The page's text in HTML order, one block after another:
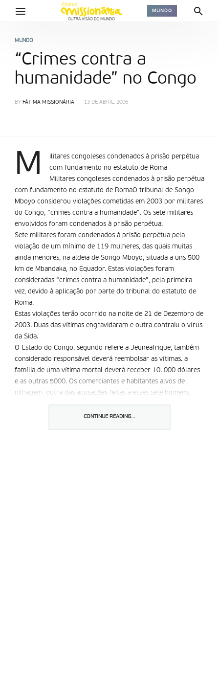
MUNDO
MUNDO
“Crimes contra a
humanidade” no Congo
BY FÁTIMA MISSIONÁRIA 13 DE ABRIL, 2006
M
ilitares congoleses condenados à prisão perpétua
com fundamento no estatuto de Roma
Militares congoleses condenados à prisão perpétua
com fundamento no estatuto de RomaO tribunal de Songo
Mboyo considerou violações cometidas em 2003 por militares
do Congo, “crimes contra a humanidade”. Os sete militares
envolvidos foram condenados à prisão perpétua.
Sete militares foram condenados à prisão perpétua pela
violação de um mínimo de 119 mulheres, das quais muitas
ainda menores, na aldeia de Songo Mboyo, situada a uns 500
km de Mbandaka, no Equador. Estas violações foram
consideradas “crimes contra a humanidade”, pela primeira
vez, devido à aplicação por parte do tribunal do estatuto de
Roma.
Estas violações terão ocorrido na noite de 21 de Dezembro de
2003. Duas das vítimas engravidaram e outra contraiu o ví­rus
da Sida.
O Estado do Congo, segundo refere a Jeuneafrique, também
considerado responsável deverá reembolsar as vítimas. a
família de uma vítima mortal deverá receber 10. 000 dólares
e as outras 5000. Os comerciantes e habitantes alvos de
pilhagem, outra das acusações feitas a esses sete homens,
CONTINUE READING...